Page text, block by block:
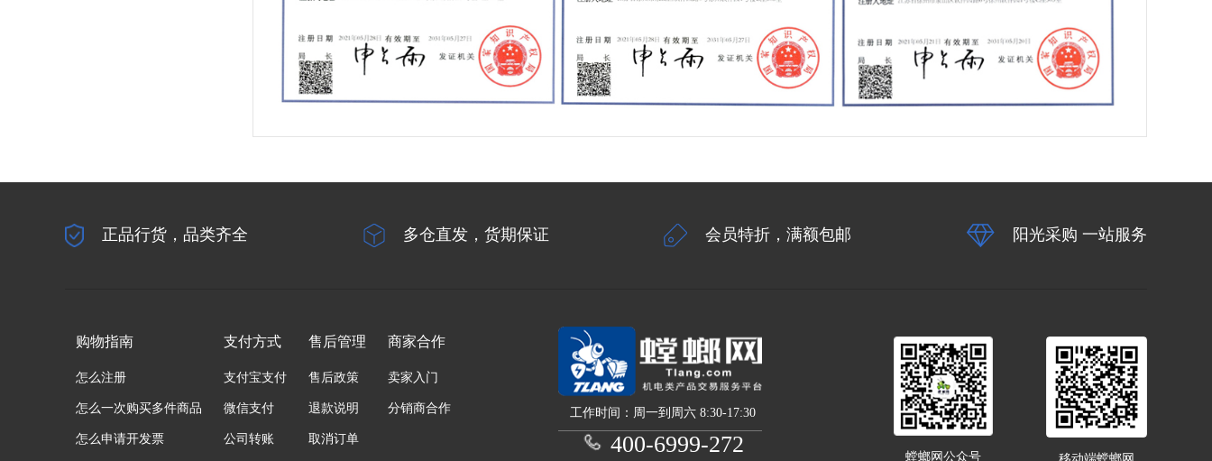
正品行货，品类齐全 多仓直发，货期保证 会员特折，满额包邮 阳光采购 一站服务
购物指南
怎么注册
怎么一次购买多件商品
怎么申请开发票
支付方式
支付宝支付
微信支付
公司转账
售后管理
售后政策
退款说明
取消订单
商家合作
卖家入门
分销商合作 工作时间：周一到周六 8:30-17:30
400-6999-272 螳螂网公众号